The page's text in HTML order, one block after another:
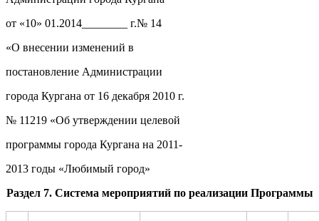
от «10» 01.2014________ г.№ 14
«О внесении изменений в
постановление Администрации
города Кургана от 16 декабря 2010 г.
№ 11219 «Об утверждении целевой
программы города Кургана на 2011-
2013 годы «Любимый город»
Раздел 7. Система мероприятий по реализации Программы